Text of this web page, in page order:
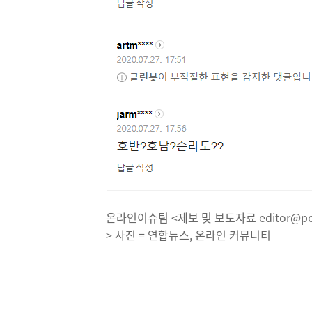
온라인이슈팀 <제보 및 보도자료
> 사진 = 연합뉴스, 온라인 커뮤니티